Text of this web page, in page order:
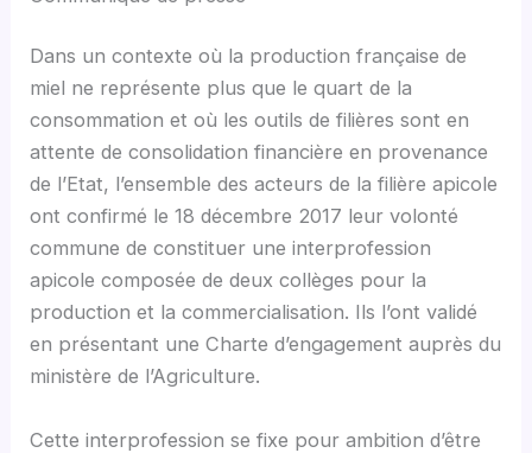
Dans un contexte où la production française de
miel ne représente plus que le quart de la
consommation et où les outils de filières sont en
attente de consolidation financière en provenance
de l’Etat, l’ensemble des acteurs de la filière apicole
ont confirmé le 18 décembre 2017 leur volonté
commune de constituer une interprofession
apicole composée de deux collèges pour la
production et la commercialisation. Ils l’ont validé
en présentant une Charte d’engagement auprès du
ministère de l’Agriculture.
Cette interprofession se fixe pour ambition d’être